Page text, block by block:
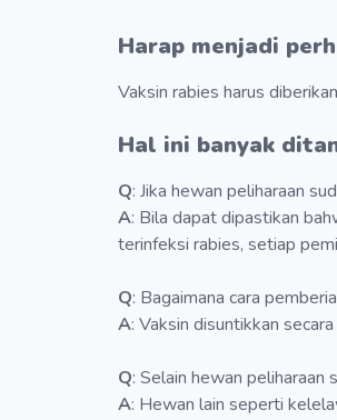
Harap menjadi
Vaksin rabies harus
Hal ini banyak
Q: Jika hewan peliharaan
A: Bila dapat dipastikan
terinfeksi rabies, setiap
Q: Bagaimana cara
A: Vaksin disuntikkan
Q: Selain hewan peliharaan
A: Hewan lain seperti